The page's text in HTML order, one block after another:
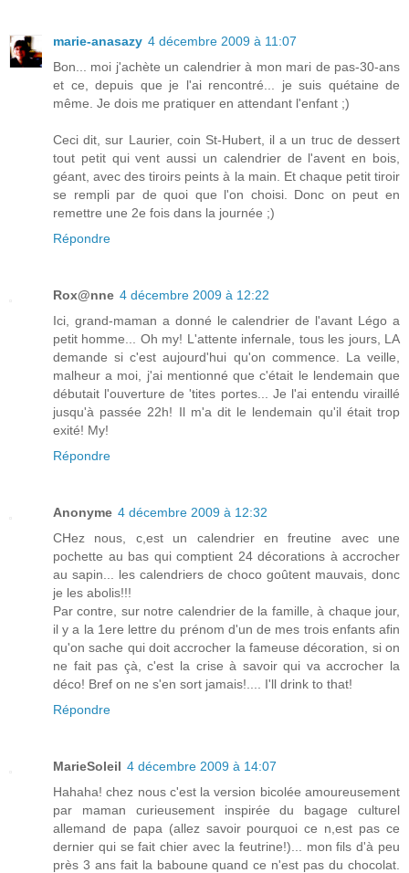
marie-anasazy 4 décembre 2009 à 11:07
Bon... moi j'achète un calendrier à mon mari de pas-30-ans
et ce, depuis que je l'ai rencontré... je suis quétaine de
même. Je dois me pratiquer en attendant l'enfant ;)
Ceci dit, sur Laurier, coin St-Hubert, il a un truc de dessert
tout petit qui vent aussi un calendrier de l'avent en bois,
géant, avec des tiroirs peints à la main. Et chaque petit tiroir
se rempli par de quoi que l'on choisi. Donc on peut en
remettre une 2e fois dans la journée ;)
Répondre
Rox@nne 4 décembre 2009 à 12:22
Ici, grand-maman a donné le calendrier de l'avant Légo a
petit homme... Oh my! L'attente infernale, tous les jours, LA
demande si c'est aujourd'hui qu'on commence. La veille,
malheur a moi, j'ai mentionné que c'était le lendemain que
débutait l'ouverture de 'tites portes... Je l'ai entendu viraillé
jusqu'à passée 22h! Il m'a dit le lendemain qu'il était trop
exité! My!
Répondre
Anonyme 4 décembre 2009 à 12:32
CHez nous, c,est un calendrier en freutine avec une
pochette au bas qui comptient 24 décorations à accrocher
au sapin... les calendriers de choco goûtent mauvais, donc
je les abolis!!!
Par contre, sur notre calendrier de la famille, à chaque jour,
il y a la 1ere lettre du prénom d'un de mes trois enfants afin
qu'on sache qui doit accrocher la fameuse décoration, si on
ne fait pas çà, c'est la crise à savoir qui va accrocher la
déco! Bref on ne s'en sort jamais!.... I'll drink to that!
Répondre
MarieSoleil 4 décembre 2009 à 14:07
Hahaha! chez nous c'est la version bicolée amoureusement
par maman curieusement inspirée du bagage culturel
allemand de papa (allez savoir pourquoi ce n,est pas ce
dernier qui se fait chier avec la feutrine!)... mon fils d'à peu
près 3 ans fait la baboune quand ce n'est pas du chocolat.